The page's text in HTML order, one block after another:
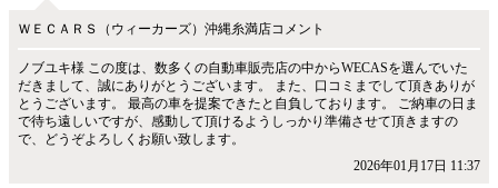
ＷＥＣＡＲＳ（ウィーカーズ）沖縄糸満店コメント
ノブユキ様 この度は、数多くの自動車販売店の中からWECASを選んでいた
だきまして、誠にありがとうございます。 また、口コミまでして頂きありが
とうございます。 最高の車を提案できたと自負しております。 ご納車の日ま
で待ち遠しいですが、感動して頂けるようしっかり準備させて頂きますの
で、どうぞよろしくお願い致します。
2026年01月17日 11:37